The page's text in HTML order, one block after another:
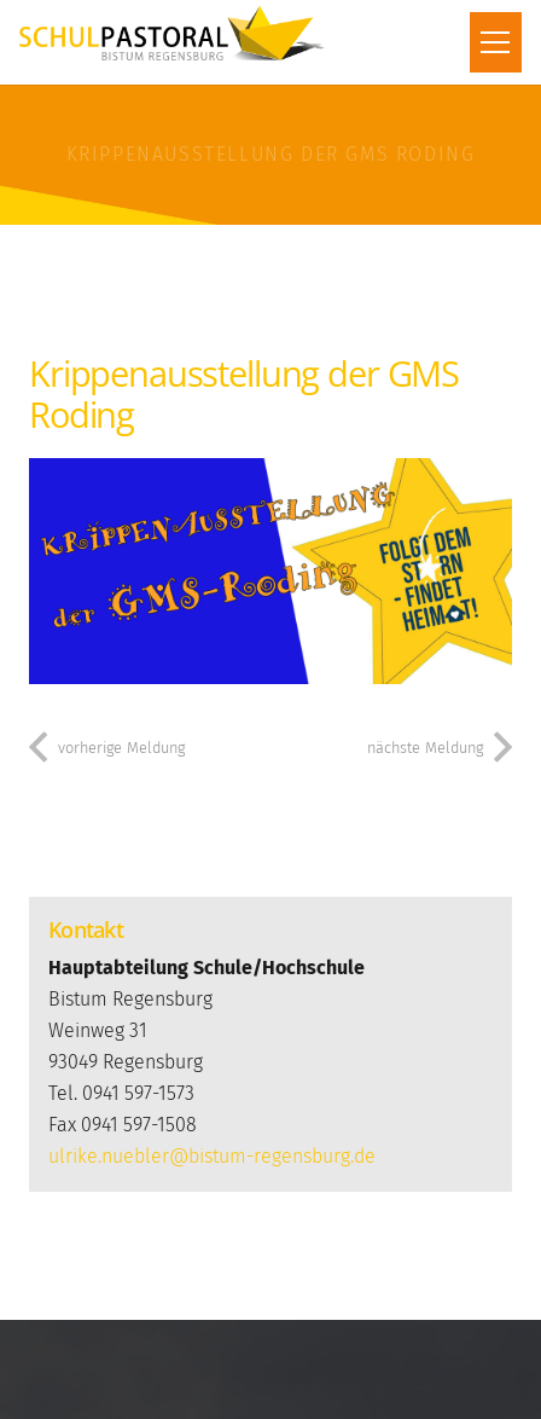
KRIPPENAUSSTELLUNG DER GMS RODING
Krippenausstellung der GMS
Roding
vorherige Meldung nächste Meldung
Kontakt
Hauptabteilung Schule/Hochschule
Bistum Regensburg
Weinweg 31
93049 Regensburg
Tel. 0941 597-1573
Fax 0941 597-1508
ulrike.nuebler@bistum-regensburg.de